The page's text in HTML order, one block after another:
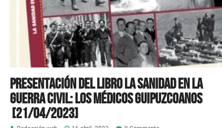
Presentación del libro LA SANIDAD EN LA
GUERRA CIVIL: los médicos guipuzcoanos
[21/04/2023]